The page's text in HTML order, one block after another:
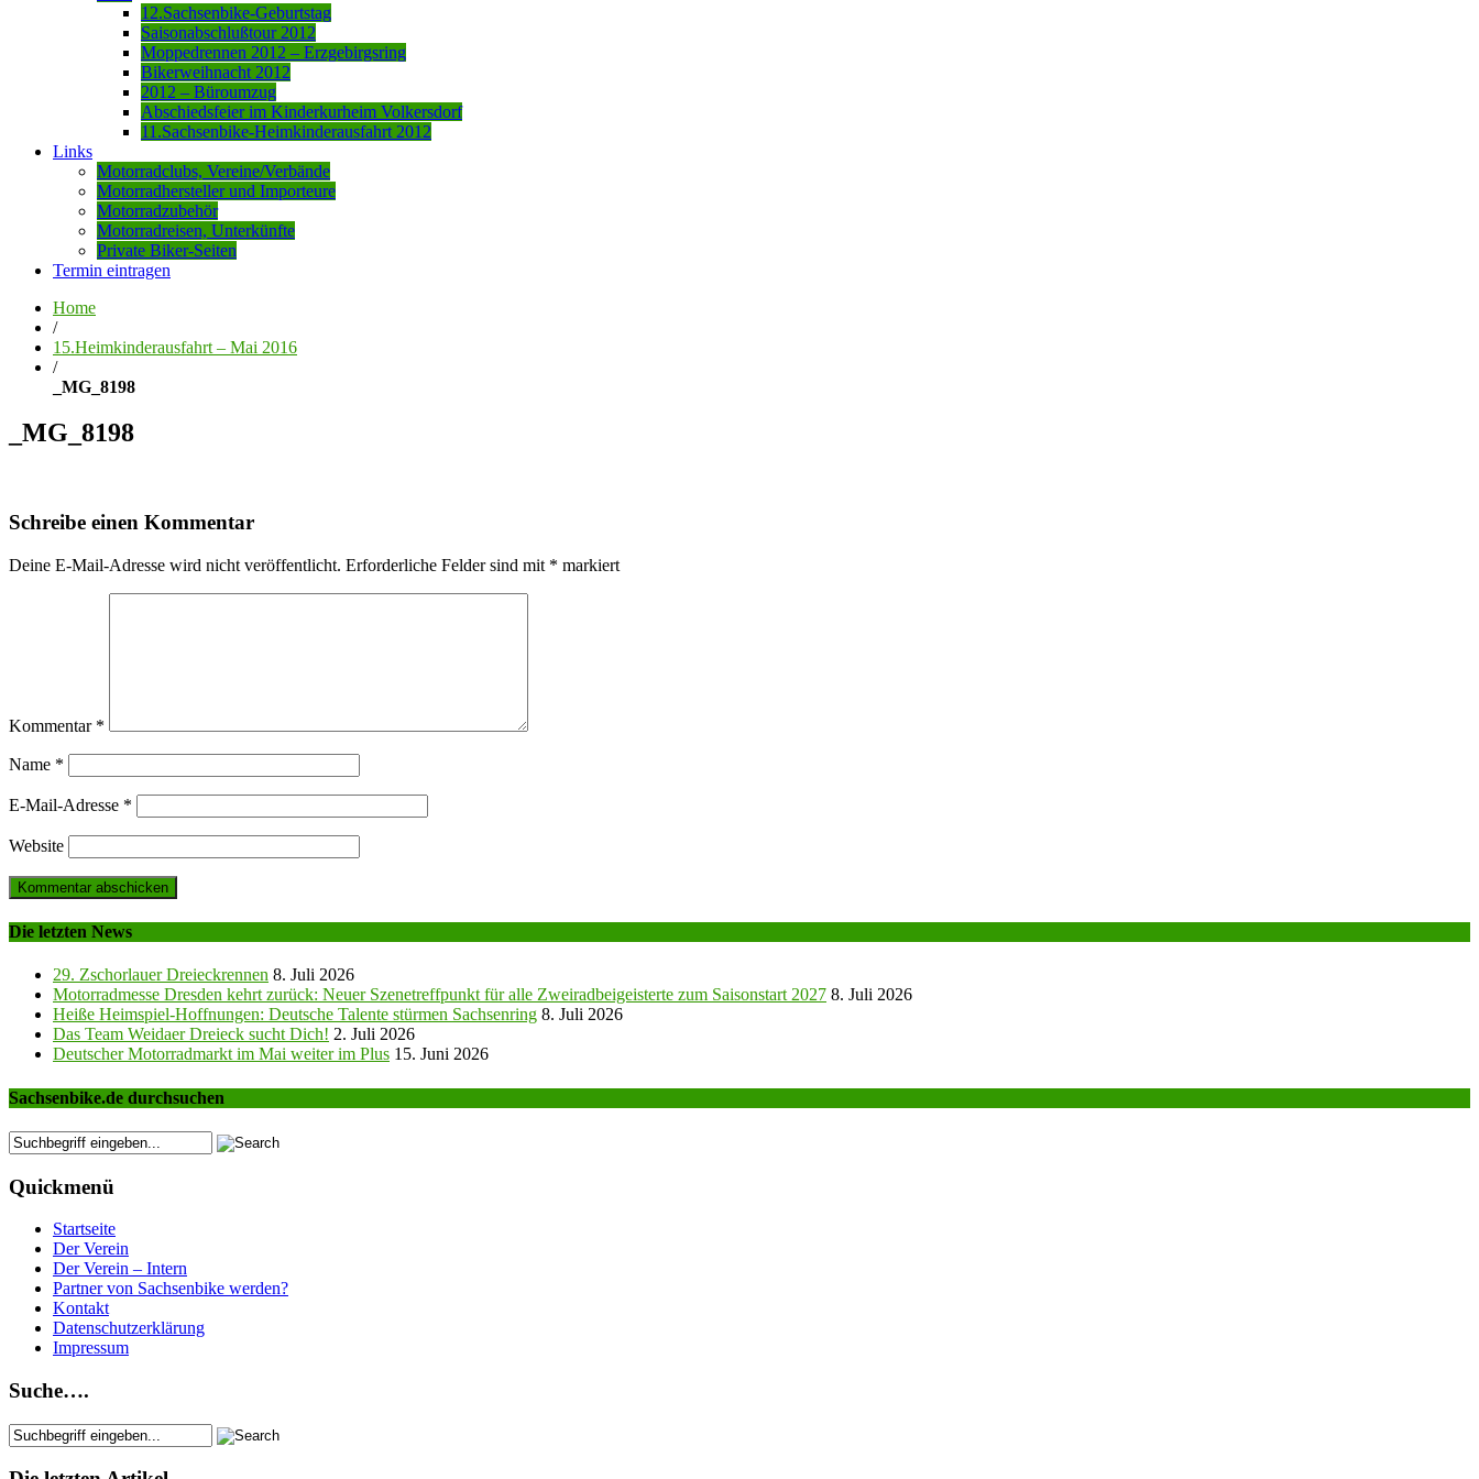
12.Sachsenbike-Geburtstag
Saisonabschlußtour 2012
Moppedrennen 2012 – Erzgebirgsring
Bikerweihnacht 2012
2012 – Büroumzug
Abschiedsfeier im Kinderkurheim Volkersdorf
11.Sachsenbike-Heimkinderausfahrt 2012
Links
Motorradclubs, Vereine/Verbände
Motorradhersteller und Importeure
Motorradzubehör
Motorradreisen, Unterkünfte
Private Biker-Seiten
Termin eintragen
Home
/
15.Heimkinderausfahrt – Mai 2016
/
_MG_8198
_MG_8198
Schreibe einen Kommentar
Deine E-Mail-Adresse wird nicht veröffentlicht. Erforderliche Felder sind mit * markiert
Kommentar *
Name *
E-Mail-Adresse *
Website
Die letzten News
29. Zschorlauer Dreieckrennen 8. Juli 2026
Motorradmesse Dresden kehrt zurück: Neuer Szenetreffpunkt für alle Zweiradbeigeisterte zum Saisonstart 2027 8. Juli 2026
Heiße Heimspiel-Hoffnungen: Deutsche Talente stürmen Sachsenring 8. Juli 2026
Das Team Weidaer Dreieck sucht Dich! 2. Juli 2026
Deutscher Motorradmarkt im Mai weiter im Plus 15. Juni 2026
Sachsenbike.de durchsuchen
Quickmenü
Startseite
Der Verein
Der Verein – Intern
Partner von Sachsenbike werden?
Kontakt
Datenschutzerklärung
Impressum
Suche….